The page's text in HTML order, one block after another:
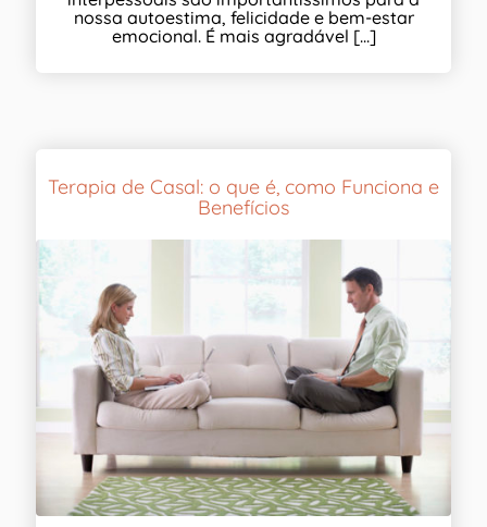
nossa autoestima, felicidade e bem-estar
emocional. É mais agradável [...]
Terapia de Casal: o que é, como Funciona e
Benefícios